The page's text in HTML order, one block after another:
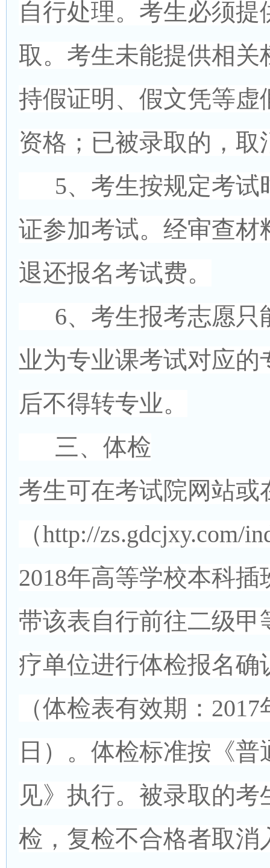
自行处理。考生必须
取。考生未能提供相
持假证明、假文凭等
资格；已被录取的，取
5、考生按规定考试
证参加考试。经审查
退还报名考试费。
6、考生报考志愿只
业为专业课考试对应
后不得转专业。
三、体检
考生可在考试院网站或
（http://zs.gdcjxy.com/
2018年高等学校本科
带该表自行前往二级
疗单位进行体检报名
（体检表有效期：
日）。体检标准按《
见》执行。被录取的
检，复检不合格者取消